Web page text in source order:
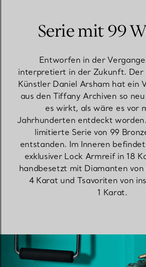
Serie mit 99
Entworfen in der
interpretiert in der Zukunft. Der
Künstler Daniel Arsham hat ein
aus den Tiffany Archiven so
es wirkt, als wäre es vor
Jahrhunderten entdeckt
limitierte Serie von 99
entstanden. Im Inneren
exklusiver Lock Armreif in 18
handbesetzt mit Diamanten
4 Karat und Tsavoriten von
1 Karat.